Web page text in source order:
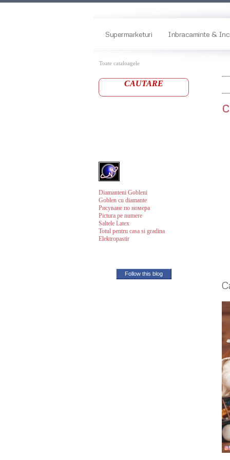
Supermarketuri Inbracaminte &
Toate cataloagele
CAUTARE
Diamanteni Gobleni
Goblen cu diamante
Рисуване по номера
Pictura pe numere
Saltele Latex
Totul pentru casa si gradina
Elektropastir
Follow this blog